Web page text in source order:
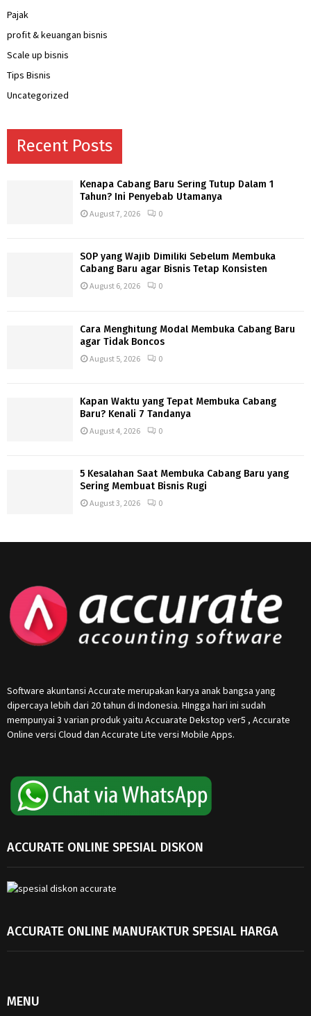
Pajak
profit & keuangan bisnis
Scale up bisnis
Tips Bisnis
Uncategorized
Recent Posts
Kenapa Cabang Baru Sering Tutup Dalam 1
Tahun? Ini Penyebab Utamanya
August 7, 2026 0
SOP yang Wajib Dimiliki Sebelum Membuka
Cabang Baru agar Bisnis Tetap Konsisten
August 6, 2026 0
Cara Menghitung Modal Membuka Cabang Baru
agar Tidak Boncos
August 5, 2026 0
Kapan Waktu yang Tepat Membuka Cabang
Baru? Kenali 7 Tandanya
August 4, 2026 0
5 Kesalahan Saat Membuka Cabang Baru yang
Sering Membuat Bisnis Rugi
August 3, 2026 0
Software akuntansi Accurate merupakan karya anak bangsa yang
dipercaya lebih dari 20 tahun di Indonesia. HIngga hari ini sudah
mempunyai 3 varian produk yaitu Accuarate Dekstop ver5 , Accurate
Online versi Cloud dan Accurate Lite versi Mobile Apps.
ACCURATE ONLINE SPESIAL DISKON
ACCURATE ONLINE MANUFAKTUR SPESIAL HARGA
MENU